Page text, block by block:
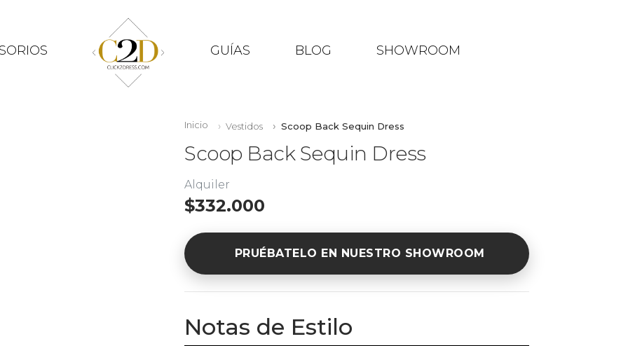
GUÍAS BLOG SHOWROOM
Inicio Vestidos Scoop Back Sequin Dress
Scoop Back Sequin Dress
Alquiler
$332.000
PRUÉBATELO EN NUESTRO SHOWROOM
Notas de Estilo